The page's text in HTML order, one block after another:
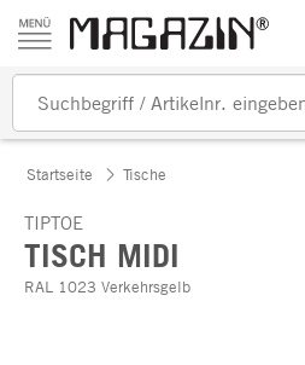
Zum Inhalt springen
Startseite Tische
TIPTOE
TISCH MIDI
RAL 1023 Verkehrsgelb